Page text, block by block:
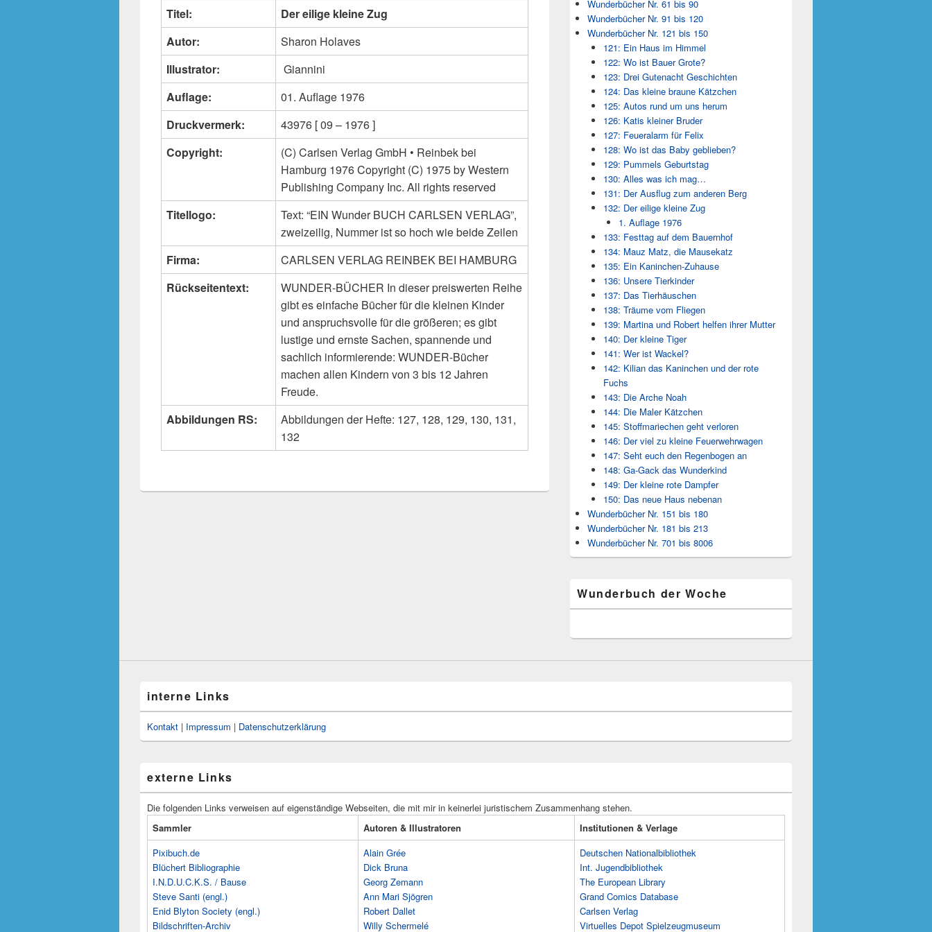
Titel:
Der eilige kleine Zug
Autor:
Sharon Holaves
Illustrator:
Giannini
Auflage:
01. Auflage 1976
Druckvermerk:
43976 [ 09 – 1976 ]
Copyright:
(C) Carlsen Verlag GmbH • Reinbek bei
Hamburg 1976 Copyright (C) 1975 by Western
Publishing Company Inc. All rights reserved
Titellogo:
Text: “EIN Wunder BUCH CARLSEN VERLAG”,
zweizeilig, Nummer ist so hoch wie beide Zeilen
Firma:
CARLSEN VERLAG REINBEK BEI HAMBURG
Rückseitentext:
WUNDER-BÜCHER In dieser preiswerten Reihe
gibt es einfache Bücher für die kleinen Kinder
und anspruchsvolle für die größeren; es gibt
lustige und ernste Sachen, spannende und
sachlich informierende: WUNDER-Bücher
machen allen Kindern von 3 bis 12 Jahren
Freude.
Abbildungen RS:
Abbildungen der Hefte: 127, 128, 129, 130, 131,
132
Wunderbücher Nr. 61 bis 90
Wunderbücher Nr. 91 bis 120
Wunderbücher Nr. 121 bis 150
121: Ein Haus im Himmel
122: Wo ist Bauer Grote?
123: Drei Gutenacht Geschichten
124: Das kleine braune Kätzchen
125: Autos rund um uns herum
126: Katis kleiner Bruder
127: Feueralarm für Felix
128: Wo ist das Baby geblieben?
129: Pummels Geburtstag
130: Alles was ich mag…
131: Der Ausflug zum anderen Berg
132: Der eilige kleine Zug
1. Auflage 1976
133: Festtag auf dem Bauernhof
134: Mauz Matz, die Mausekatz
135: Ein Kaninchen-Zuhause
136: Unsere Tierkinder
137: Das Tierhäuschen
138: Träume vom Fliegen
139: Martina und Robert helfen ihrer Mutter
140: Der kleine Tiger
141: Wer ist Wackel?
142: Kilian das Kaninchen und der rote
Fuchs
143: Die Arche Noah
144: Die Maler Kätzchen
145: Stoffmariechen geht verloren
146: Der viel zu kleine Feuerwehrwagen
147: Seht euch den Regenbogen an
148: Ga-Gack das Wunderkind
149: Der kleine rote Dampfer
150: Das neue Haus nebenan
Wunderbücher Nr. 151 bis 180
Wunderbücher Nr. 181 bis 213
Wunderbücher Nr. 701 bis 8006
Wunderbuch der Woche
interne Links
Kontakt | Impressum | Datenschutzerklärung
externe Links
Die folgenden Links verweisen auf eigenständige Webseiten, die mit mir in keinerlei juristischem Zusammenhang stehen.
Sammler
Autoren & Illustratoren
Institutionen & Verlage
Pixibuch.de
Blüchert Bibliographie
I.N.D.U.C.K.S. / Bause
Steve Santi (engl.)
Enid Blyton Society (engl.)
Bildschriften-Archiv
Alain Grée
Dick Bruna
Georg Zemann
Ann Mari Sjögren
Robert Dallet
Willy Schermelé
Deutschen Nationalbibliothek
Int. Jugendbibliothek
The European Library
Grand Comics Database
Carlsen Verlag
Virtuelles Depot Spielzeugmuseum